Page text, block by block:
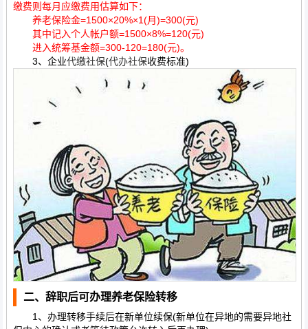
缴费则每月应缴费用估算如下：
养老保险金=1500×20%×1(月)=300(元)
其中记入个人帐户额=1500×8%=120(元)
进入统筹基金额=300-120=180(元)。
3、企业代缴社保(代办社保收费标准)
二、辞职后可办理养老保险转移
1、办理转移手续后在新单位续保(新单位在异地的需要异地社